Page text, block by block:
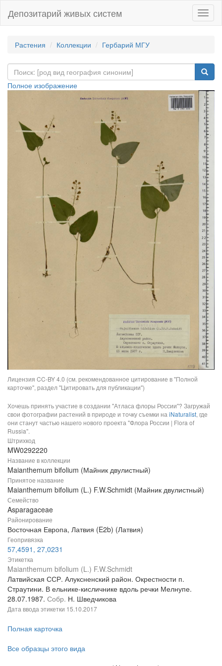
Депозитарий живых систем
Растения Коллекции Гербарий МГУ
Полное изображение
Лицензия CC-BY 4.0 (см. рекомендованное цитирование в "Полной
карточке", раздел "Цитировать для публикации")
Хочешь принять участие в создании "Атласа флоры России"? Загружай
свои фотографии растений в природе и точку съемки на iNaturalist, где
они станут частью нашего нового проекта "Флора России | Flora of
Russia".
Штрихкод
MW0292220
Название в коллекции
Maianthemum bifolium (Майник двулистный)
Принятое название
Maianthemum bifolium (L.) F.W.Schmidt (Майник двулистный)
Семейство
Asparagaceae
Районирование
Восточная Европа, Латвия (E2b) (Латвия)
Геопривязка
57,4591, 27,0231
Этикетка
Maianthemum bifolium (L.) F.W.Schmidt
Латвийская ССР. Алуксненский район. Окрестности п.
Страутини. В ельнике-кисличнике вдоль речки Мелнупе.
28.07.1987. Собр. Н. Шведчикова
Дата ввода этикетки 15.10.2017
Полная карточка
Все образцы этого вида